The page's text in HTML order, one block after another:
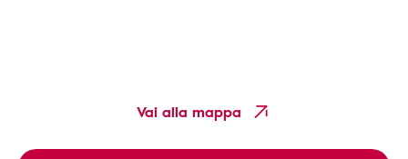
Vai alla mappa